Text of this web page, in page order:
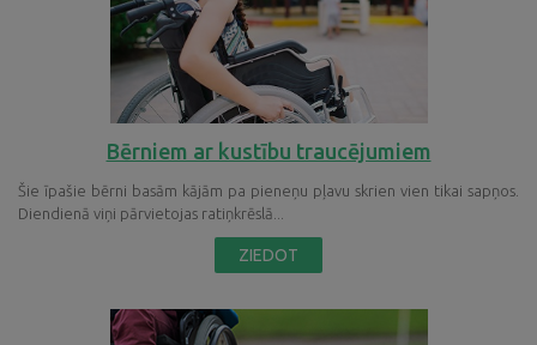
Bērniem ar kustību traucējumiem
Šie īpašie bērni basām kājām pa pieneņu pļavu skrien vien tikai sapņos.
Diendienā viņi pārvietojas ratiņkrēslā...
ZIEDOT